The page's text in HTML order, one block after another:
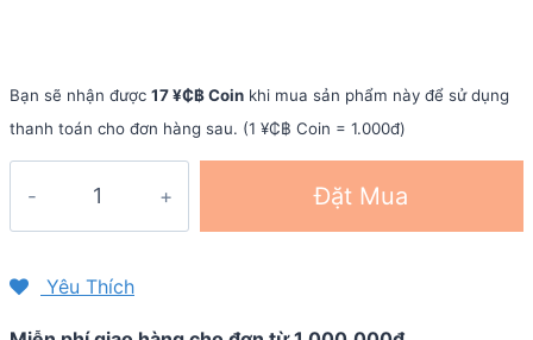
Bạn sẽ nhận được 17 ¥₵฿ Coin khi mua sản phẩm này để sử dụng
thanh toán cho đơn hàng sau. (1 ¥₵฿ Coin = 1.000đ)
Compressport
Đặt Mua
Yêu Thích